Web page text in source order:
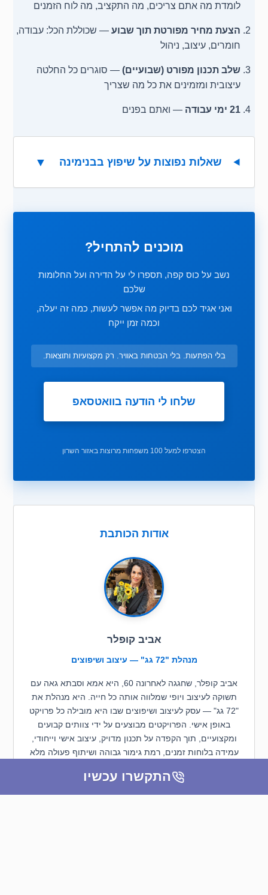
לומדת מה אתם צריכים, מה התקציב, מה לוח הזמנים
הצעת מחיר מפורטת תוך שבוע — שכוללת הכל: עבודה,
חומרים, עיצוב, ניהול
שלב תכנון מפורט (שבועיים) — סוגרים כל החלטה
עיצובית ומזמינים את כל מה שצריך
21 ימי עבודה — ואתם בפנים
שאלות נפוצות על שיפוץ בבנימינה ▼
מוכנים להתחיל?
נשב על כוס קפה, תספרו לי על הדירה ועל החלומות
שלכם
ואני אגיד לכם בדיוק מה אפשר לעשות, כמה זה יעלה,
וכמה זמן ייקח
בלי הפתעות. בלי הבטחות באוויר. רק מקצועיות ותוצאות.
שלחו לי הודעה בוואטסאפ
הצטרפו למעל 100 משפחות מרוצות באזור השרון
אודות הכותבת
אביב קופלר
מנהלת "72 גג" — עיצוב ושיפוצים
אביב קופלר, שחגגה לאחרונה 60, היא אמא וסבתא גאה עם
תשוקה לעיצוב ויופי שמלווה אותה כל חייה. היא מנהלת את
"72 גג" — עסק לעיצוב ושיפוצים שבו היא מובילה כל פרויקט
באופן אישי. הפרויקטים מבוצעים על ידי צוותים קבועים
ומקצועיים, תוך הקפדה על תכנון מדויק, עיצוב אישי וייחודי,
עמידה בלוחות זמנים, רמת גימור גבוהה ושיתוף פעולה מלא
התקשרו עכשיו